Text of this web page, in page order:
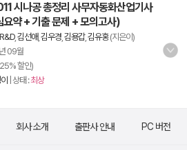
시나공 총정리 사무자동화산업기사
요약 + 기출 문제 + 모의고사)
, 김선애 김우경 김용갑, 김유홍(지은이)
09월
할인)
| 상태 :최상
회사 소개 출판사 안내 PC 버전